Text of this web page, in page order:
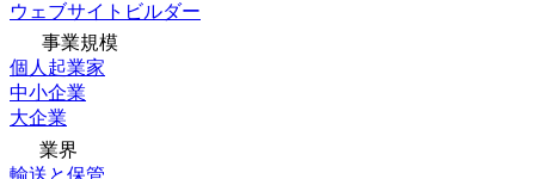
ウェブサイトビルダー
事業規模
個人起業家
中小企業
大企業
業界
輸送と保管